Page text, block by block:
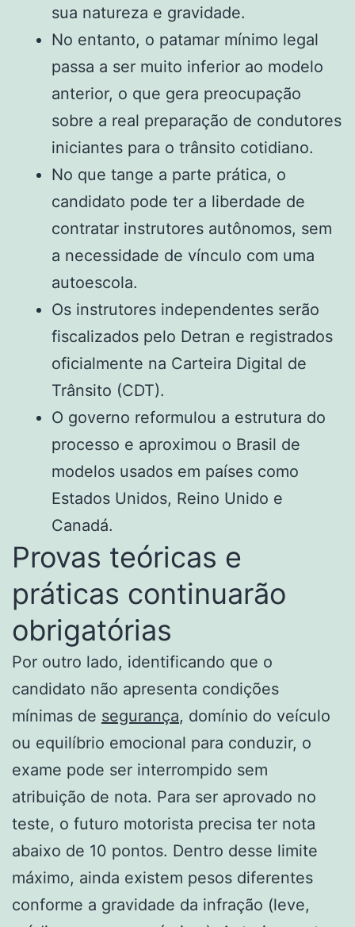
sua natureza e gravidade.
No entanto, o patamar mínimo legal
passa a ser muito inferior ao modelo
anterior, o que gera preocupação
sobre a real preparação de condutores
iniciantes para o trânsito cotidiano.
No que tange a parte prática, o
candidato pode ter a liberdade de
contratar instrutores autônomos, sem
a necessidade de vínculo com uma
autoescola.
Os instrutores independentes serão
fiscalizados pelo Detran e registrados
oficialmente na Carteira Digital de
Trânsito (CDT).
O governo reformulou a estrutura do
processo e aproximou o Brasil de
modelos usados em países como
Estados Unidos, Reino Unido e
Canadá.
Provas teóricas e
práticas continuarão
obrigatórias
Por outro lado, identificando que o
candidato não apresenta condições
mínimas de segurança, domínio do veículo
ou equilíbrio emocional para conduzir, o
exame pode ser interrompido sem
atribuição de nota. Para ser aprovado no
teste, o futuro motorista precisa ter nota
abaixo de 10 pontos. Dentro desse limite
máximo, ainda existem pesos diferentes
conforme a gravidade da infração (leve,